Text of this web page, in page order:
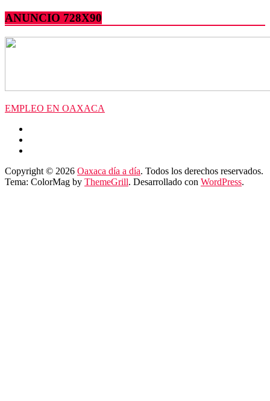
ANUNCIO 728X90
EMPLEO EN OAXACA
Copyright © 2026 Oaxaca día a día. Todos los derechos reservados.
Tema: ColorMag by ThemeGrill. Desarrollado con WordPress.